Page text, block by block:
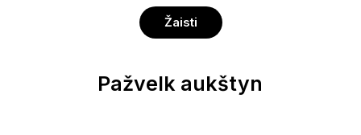
Žaisti
Pažvelk aukštyn